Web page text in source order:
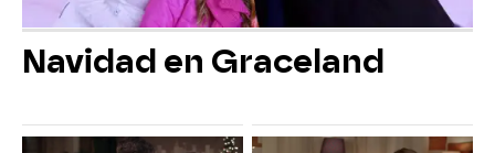
Navidad en Graceland